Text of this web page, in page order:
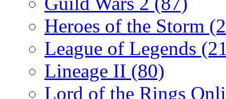
Heroes of the Storm
League of Legends
Lineage II (80)
Lord of the Rings